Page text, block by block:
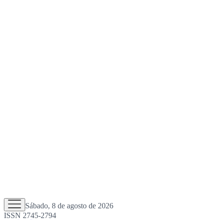
Sábado, 8 de agosto de 2026
ISSN 2745-2794